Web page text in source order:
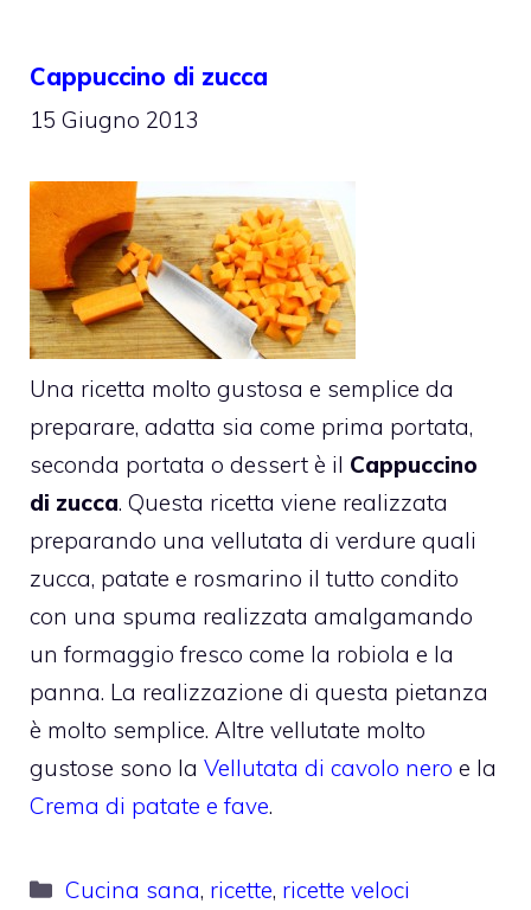
Cappuccino di zucca
15 Giugno 2013
Una ricetta molto gustosa e semplice da
preparare, adatta sia come prima portata,
seconda portata o dessert è il Cappuccino
di zucca. Questa ricetta viene realizzata
preparando una vellutata di verdure quali
zucca, patate e rosmarino il tutto condito
con una spuma realizzata amalgamando
un formaggio fresco come la robiola e la
panna. La realizzazione di questa pietanza
è molto semplice. Altre vellutate molto
gustose sono la Vellutata di cavolo nero e la
Crema di patate e fave.
Categorie
Cucina sana, ricette, ricette veloci